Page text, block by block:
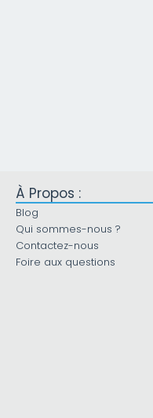
À Propos :
Blog
Qui sommes-nous ?
Contactez-nous
Foire aux questions